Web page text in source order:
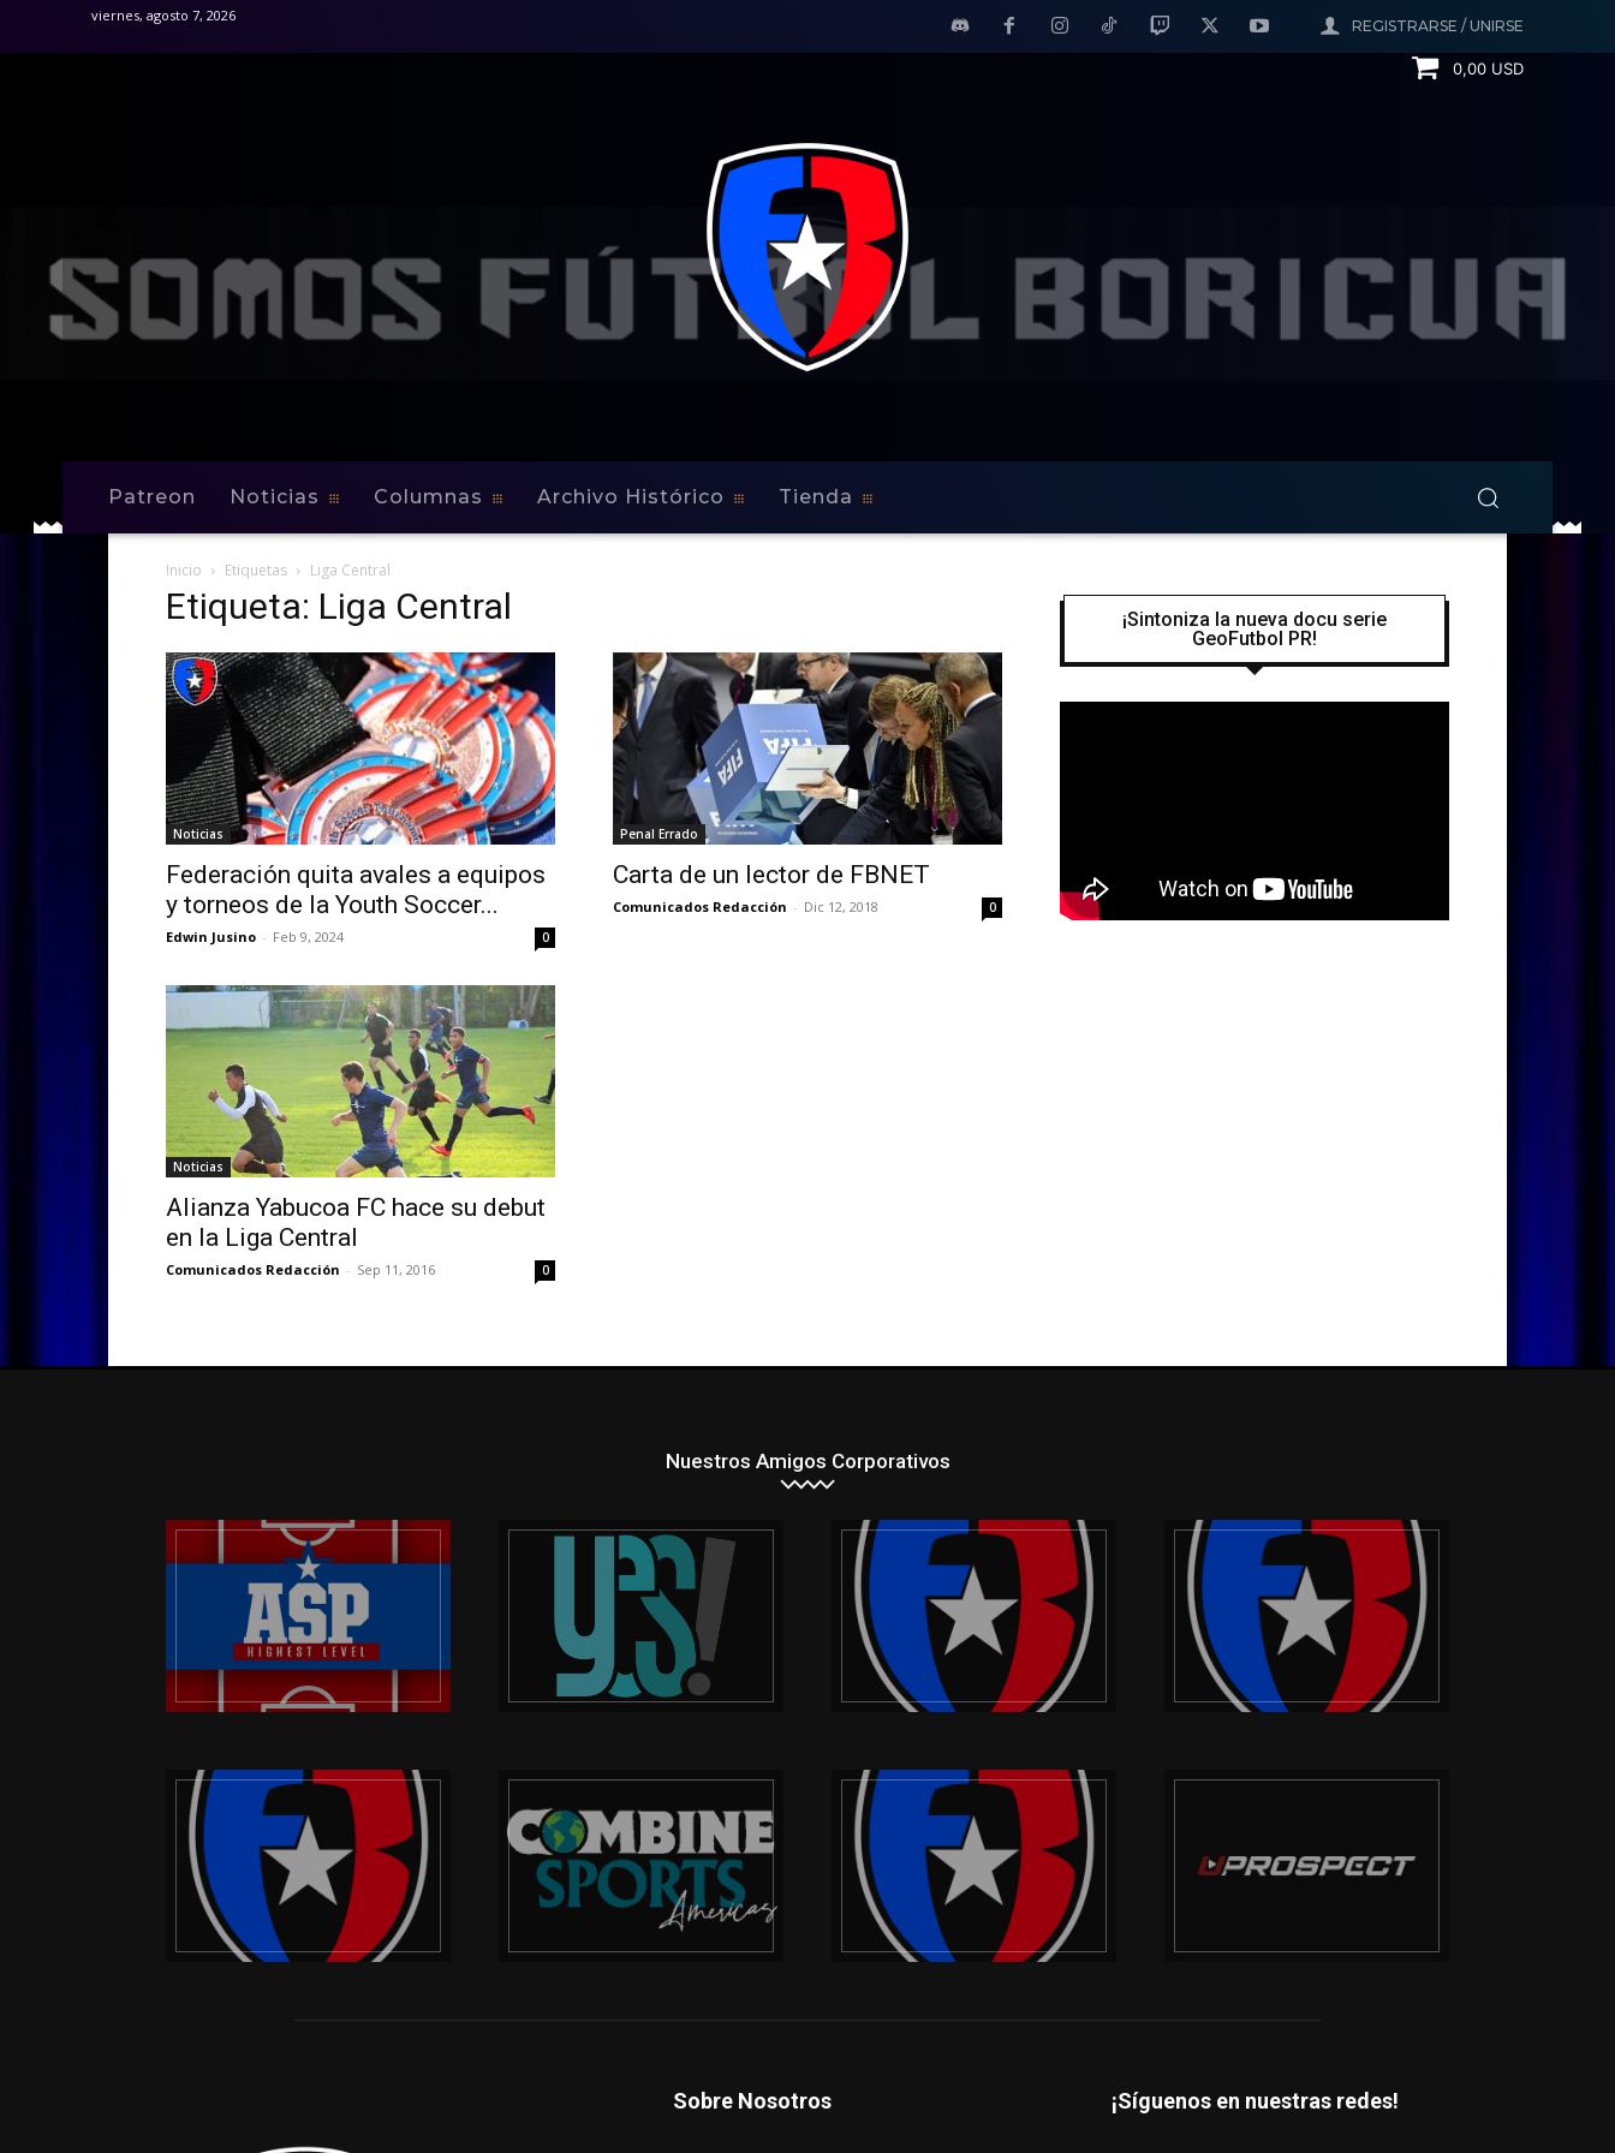
REGISTRARSE / UNIRSE
viernes, agosto 7, 2026
0,00 USD
Patreon Noticias Columnas Archivo Histórico Tienda
Inicio Etiquetas Liga Central
Etiqueta: Liga Central
Noticias
Federación quita avales a equipos
y torneos de la Youth Soccer...
Edwin Jusino - Feb 9, 2024 0
Penal Errado
Carta de un lector de FBNET
Comunicados Redacción - Dic 12, 2018 0
Noticias
Alianza Yabucoa FC hace su debut
en la Liga Central
Comunicados Redacción - Sep 11, 2016 0
¡Sintoniza la nueva docu serie
GeoFutbol PR!
Nuestros Amigos Corporativos
Sobre Nosotros ¡Síguenos en nuestras redes!